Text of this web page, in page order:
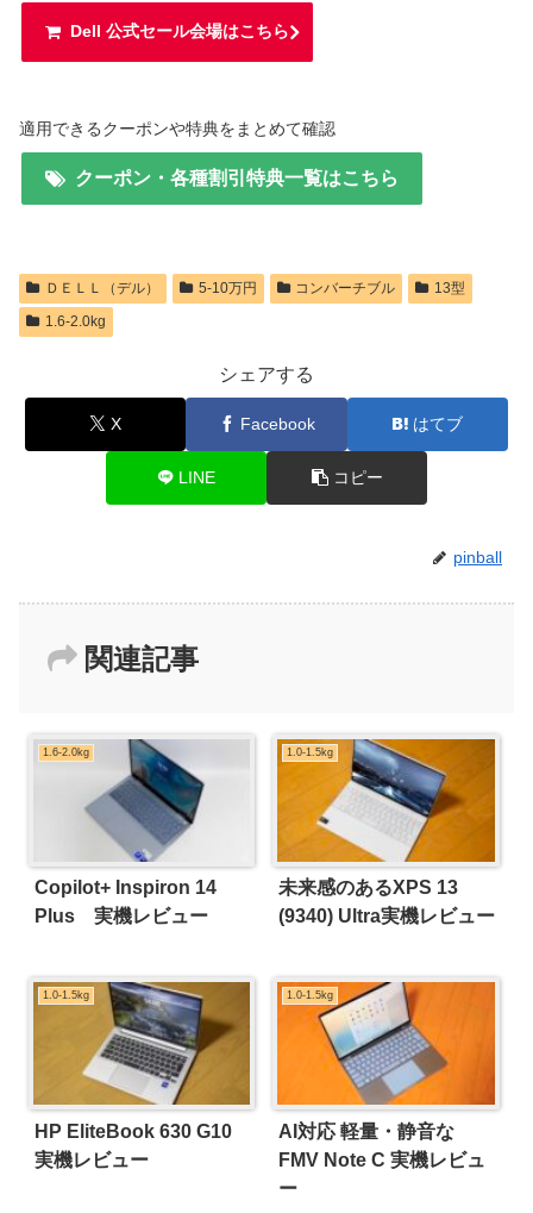
Dell 公式セール会場はこちら
適用できるクーポンや特典をまとめて確認
クーポン・各種割引特典一覧はこちら
ＤＥＬＬ（デル） 5-10万円 コンバーチブル
13型
1.6-2.0kg
シェアする
X Facebook はてブ
LINE コピー
pinball
関連記事
1.6-2.0kg
Copilot+ Inspiron 14
Plus 実機レビュー
1.0-1.5kg
未来感のあるXPS 13
(9340) Ultra実機レビュー
1.0-1.5kg
HP EliteBook 630 G10
実機レビュー
1.0-1.5kg
AI対応 軽量・静音な
FMV Note C 実機レビュ
ー